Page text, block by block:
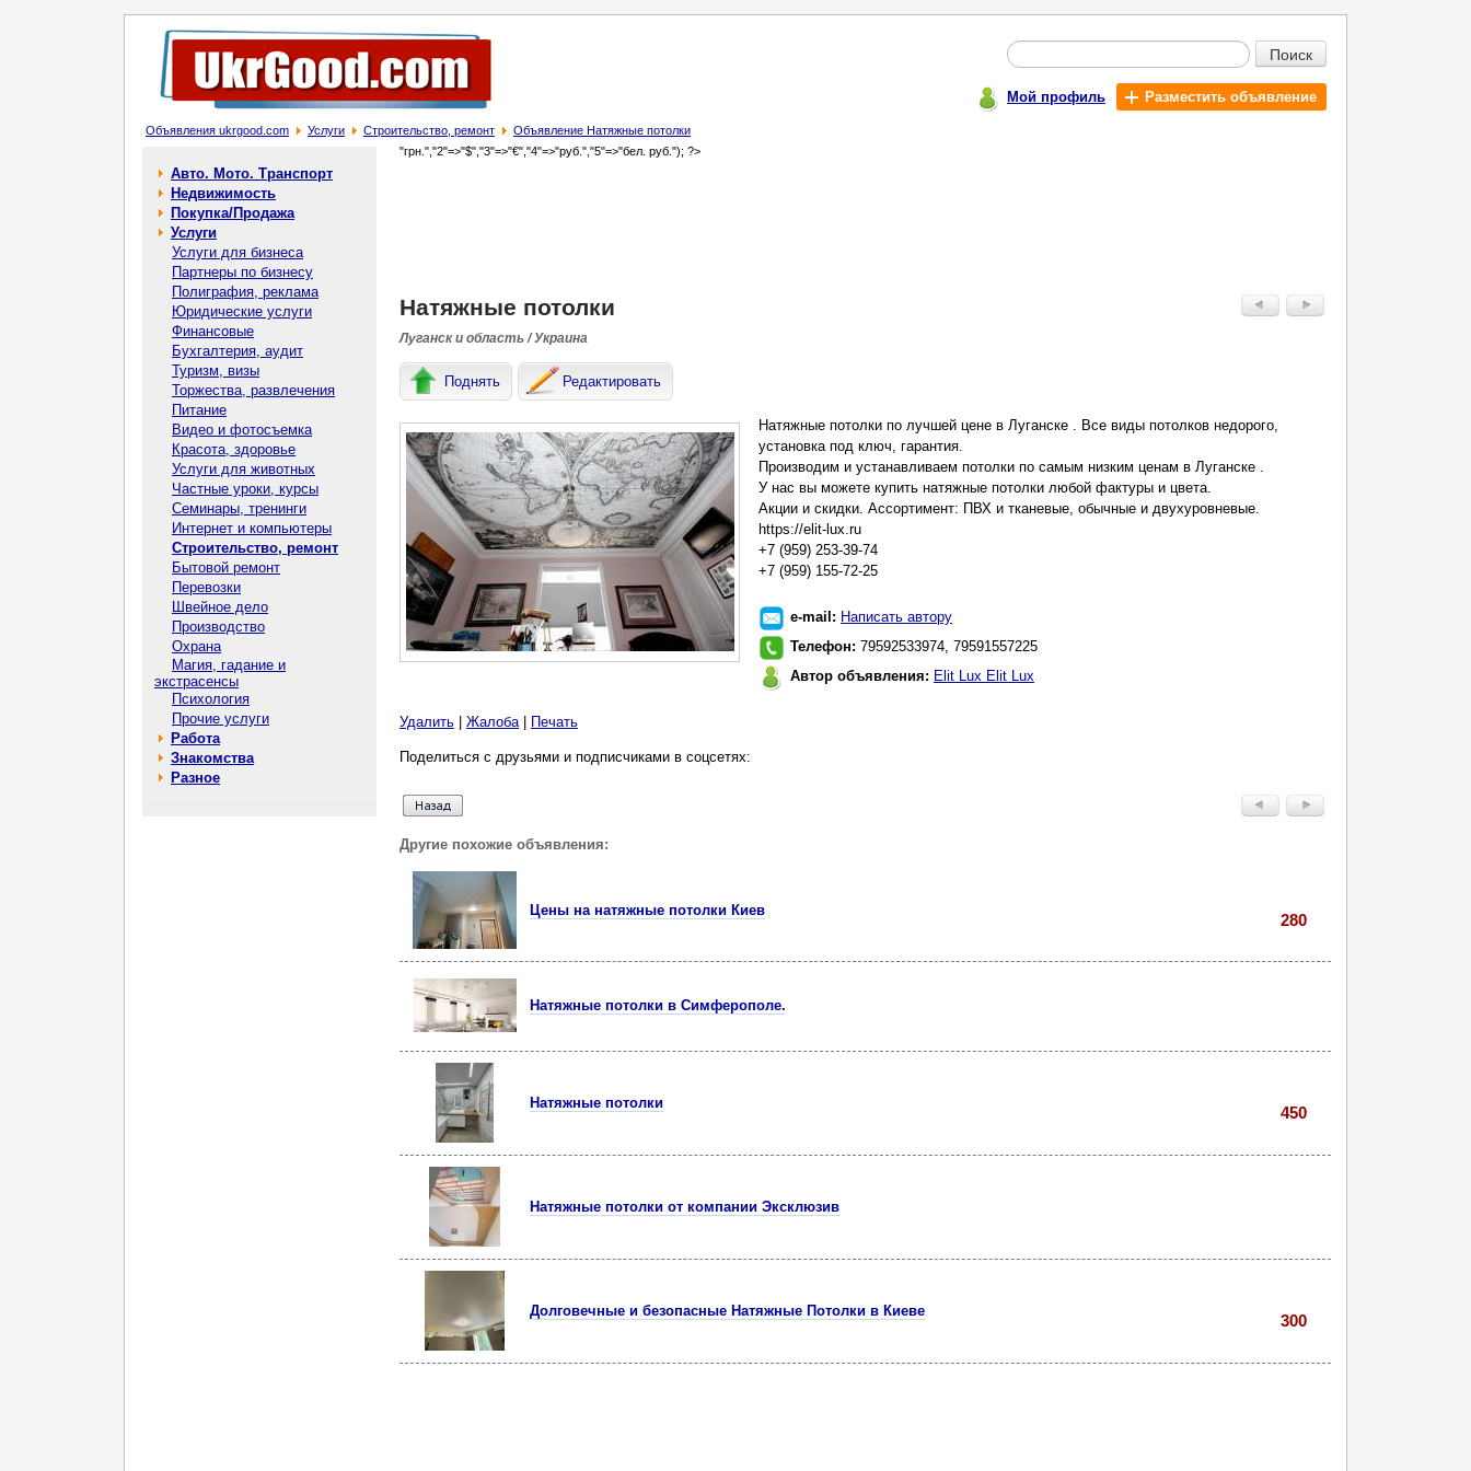
Поиск
Мой профиль Разместить объявление
Объявления ukrgood.com Услуги Строительство, ремонт Объявление Натяжные потолки
Авто. Мото. Транспорт
Недвижимость
Покупка/Продажа
Услуги
Услуги для бизнеса
Партнеры по бизнесу
Полиграфия, реклама
Юридические услуги
Финансовые
Бухгалтерия, аудит
Туризм, визы
Торжества, развлечения
Питание
Видео и фотосъемка
Красота, здоровье
Услуги для животных
Частные уроки, курсы
Семинары, тренинги
Интернет и компьютеры
Строительство, ремонт
Бытовой ремонт
Перевозки
Швейное дело
Производство
Охрана
Магия, гадание и
экстрасенсы
Психология
Прочие услуги
Работа
Знакомства
Разное
"грн.","2"=>"$","3"=>"€","4"=>"руб.","5"=>"бел. руб."); ?>
Натяжные потолки
Луганск и область / Украина
Поднять Редактировать
Натяжные потолки по лучшей цене в Луганске . Все виды потолков недорого,
установка под ключ, гарантия.
Производим и устанавливаем потолки по самым низким ценам в Луганске .
У нас вы можете купить натяжные потолки любой фактуры и цвета.
Акции и скидки. Ассортимент: ПВХ и тканевые, обычные и двухуровневые.
https://elit-lux.ru
+7 (959) 253-39-74
+7 (959) 155-72-25
e-mail: Написать автору
Телефон: 79592533974, 79591557225
Автор объявления: Elit Lux Elit Lux
Удалить Жалоба| Печать
Поделиться с друзьями и подписчиками в соцсетях:
Другие похожие объявления:
Цены на натяжные потолки Киев
280
Натяжные потолки в Симферополе.
Натяжные потолки
450
Натяжные потолки от компании Эксклюзив
Долговечные и безопасные Натяжные Потолки в Киеве
300